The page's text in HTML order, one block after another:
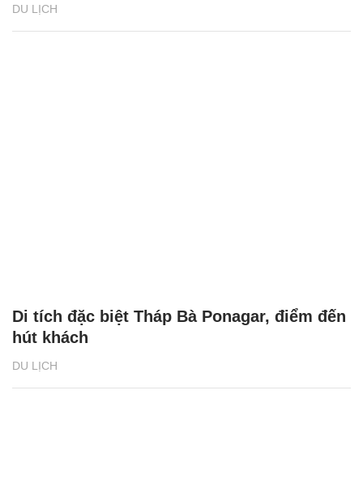
DU LỊCH
DU LỊCH
Di tích đặc biệt Tháp Bà Ponagar, điểm đến
hút khách